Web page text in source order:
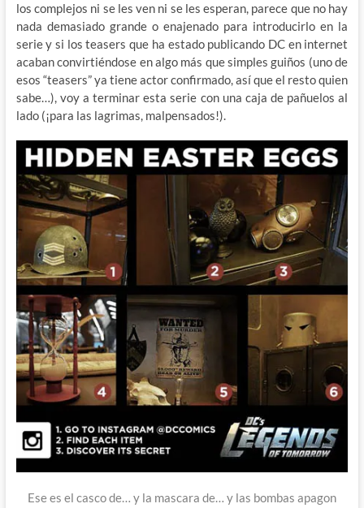
los complejos ni se les ven ni se les esperan, parece que no hay
nada demasiado grande o enajenado para introducirlo en la
serie y si los teasers que ha estado publicando DC en internet
acaban convirtiéndose en algo más que simples guiños (uno de
esos “teasers” ya tiene actor confirmado, así que el resto quien
sabe…), voy a terminar esta serie con una caja de pañuelos al
lado (¡para las lagrimas, malpensados!).
Ese es el casco de… y la mascara de… y las bombas apagon